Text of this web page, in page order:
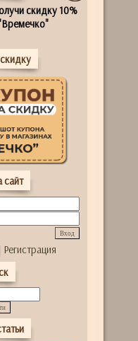
скидку 10%
сайт
Регистрация